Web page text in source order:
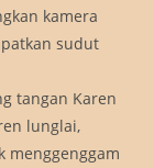
kamera
sudut
tangan Karen
lunglai,
menggenggam